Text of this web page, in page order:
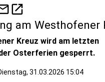
open_in_new
am Westhofener
Kreuz wird am letzten
Osterferien gesperrt.
31.03.2026 15:04